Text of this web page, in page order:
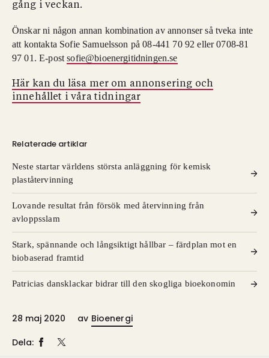
gång i veckan.
Önskar ni någon annan kombination av annonser så tveka inte
att kontakta Sofie Samuelsson på 08-441 70 92 eller 0708-81
97 01. E-postsofie@bioenergitidningen.se
Här kan du läsa mer om annonsering och
innehållet i våra tidningar
Relaterade artiklar
Neste startar världens största anläggning för kemisk
plaståtervinning
Lovande resultat från försök med återvinning från
avloppsslam
Stark, spännande och långsiktigt hållbar – färdplan mot en
biobaserad framtid
Patricias dansklackar bidrar till den skogliga bioekonomin
28 maj 2020 av Bioenergi
Dela: